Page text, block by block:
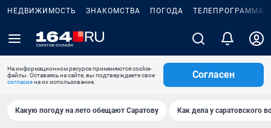
НЕДВИЖИМОСТЬ ЗНАКОМСТВА ПОГОДА ТЕЛЕПРОГРАММА
На информационном ресурсе применяются cookie-
файлы. Оставаясь на сайте, вы подтверждаете свое
согласиена их использование.
Согласен
Какую погоду на лето обещают Саратову Как дела у саратовского